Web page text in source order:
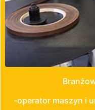
-operator maszyn i